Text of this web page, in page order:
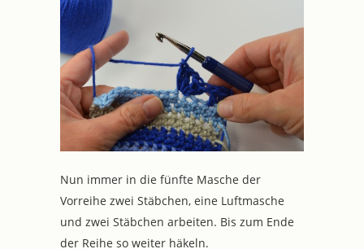
Nun immer in die fünfte Masche der
Vorreihe zwei Stäbchen, eine Luftmasche
und zwei Stäbchen arbeiten. Bis zum Ende
der Reihe so weiter häkeln.